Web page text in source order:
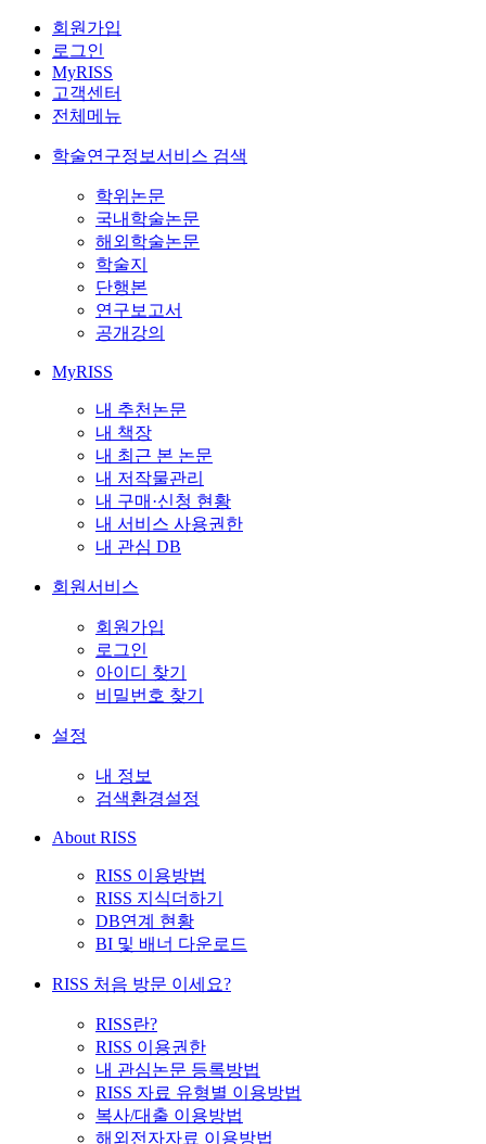
회원가입
로그인
MyRISS
고객센터
전체메뉴
학술연구정보서비스 검색
학위논문
국내학술논문
해외학술논문
학술지
단행본
연구보고서
공개강의
MyRISS
내 추천논문
내 책장
내 최근 본 논문
내 저작물관리
내 구매·신청 현황
내 서비스 사용권한
내 관심 DB
회원서비스
회원가입
로그인
아이디 찾기
비밀번호 찾기
설정
내 정보
검색환경설정
About RISS
RISS 이용방법
RISS 지식더하기
DB연계 현황
BI 및 배너 다운로드
RISS 처음 방문 이세요?
RISS란?
RISS 이용권한
내 관심논문 등록방법
RISS 자료 유형별 이용방법
복사/대출 이용방법
해외전자자료 이용방법